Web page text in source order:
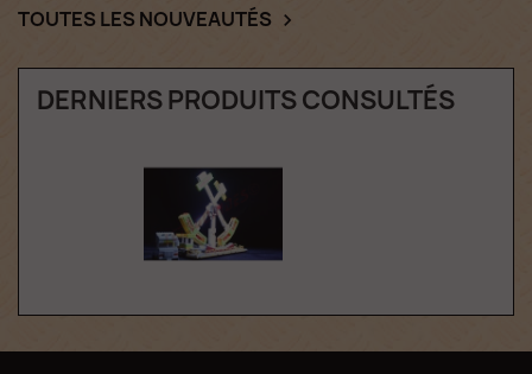
TOUTES LES NOUVEAUTÉS 
DERNIERS PRODUITS CONSULTÉS